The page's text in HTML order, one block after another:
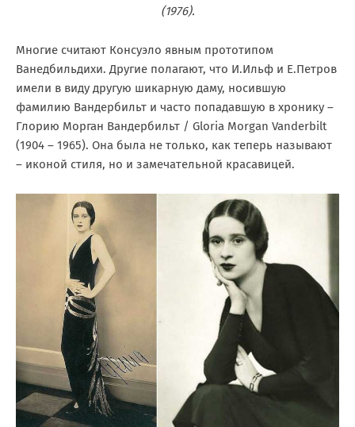
(1976).
Многие считают Консуэло явным прототипом
Ванедбильдихи. Другие полагают, что И.Ильф и Е.Петров
имели в виду другую шикарную даму, носившую
фамилию Вандербильт и часто попадавшую в хронику –
Глорию Морган Вандербильт / Gloria Morgan Vanderbilt
(1904 – 1965). Она была не только, как теперь называют
– иконой стиля, но и замечательной красавицей.